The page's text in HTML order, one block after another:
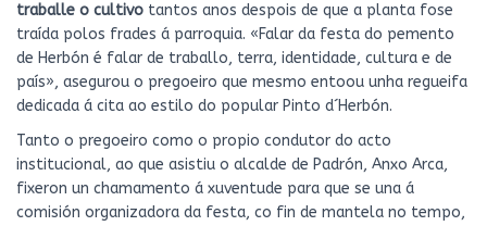
traballe o cultivo tantos anos despois de que a planta fose
traída polos frades á parroquia. «Falar da festa do pemento
de Herbón é falar de traballo, terra, identidade, cultura e de
país», asegurou o pregoeiro que mesmo entoou unha regueifa
dedicada á cita ao estilo do popular Pinto d´Herbón.
Tanto o pregoeiro como o propio condutor do acto
institucional, ao que asistiu o alcalde de Padrón, Anxo Arca,
fixeron un chamamento á xuventude para que se una á
comisión organizadora da festa, co fin de mantela no tempo,